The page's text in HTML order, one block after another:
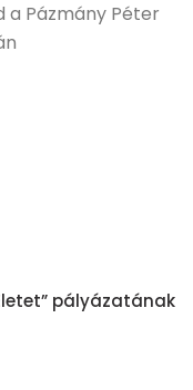
a Pázmány Péter
pályázatának